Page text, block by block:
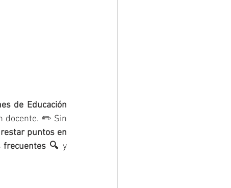
de Educación
docente. ✏️ Sin
restar puntos en
frecuentes 🔍 y